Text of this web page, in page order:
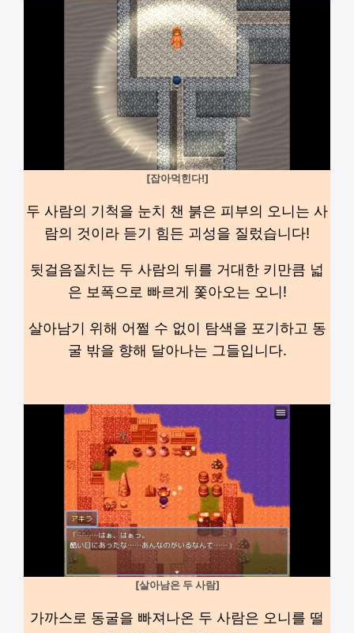
[잡아먹힌다!]
두 사람의 기척을 눈치 챈 붉은 피부의 오니는 사
람의 것이라 듣기 힘든 괴성을 질렀습니다!
뒷걸음질치는 두 사람의 뒤를 거대한 키만큼 넓
은 보폭으로 빠르게 쫓아오는 오니!
살아남기 위해 어쩔 수 없이 탐색을 포기하고 동
굴 밖을 향해 달아나는 그들입니다.
[살아남은 두 사람]
가까스로 동굴을 빠져나온 두 사람은 오니를 떨